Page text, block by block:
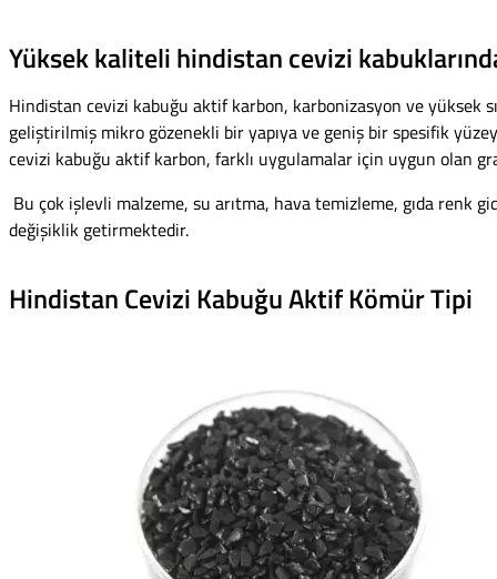
Yüksek kaliteli hindistan cevizi
Hindistan cevizi kabuğu aktif karbon, karbonizasyon ve yüksek
geliştirilmiş mikro gözenekli bir yapıya ve geniş bir spesifik
cevizi kabuğu aktif karbon, farklı uygulamalar için uygun olan
Bu çok işlevli malzeme, su arıtma, hava temizleme, gıda renk
değişiklik getirmektedir.
Hindistan Cevizi Kabuğu Aktif Kömür Tipi